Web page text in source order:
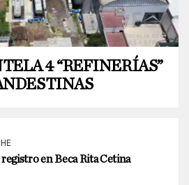
4 “REFINERÍAS”
en Beca Rita Cetina